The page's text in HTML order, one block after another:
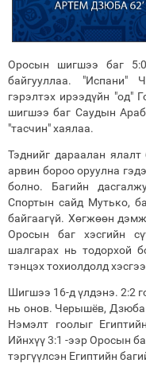
Оросын шигшээ баг
байгууллаа. "Испани"
гэрэлтэх ирээдүйн "од"
шигшээ баг Саудын Араб
"тасчин" хаялаа.
Тэднийг дараалан ялалт
арвин бороо оруулна
болно. Багийн
Спортын сайд Мутько,
байгаагүй. Хөгжөөн
Оросын баг хэсгийн
шалгарах нь тодорхой
тэнцэх тохиолдолд
Шигшээ 16-д үлдэнэ. 2:2
нь онов. Черышёв, Дзюба
Нэмэлт гоолыг
Ийнхүү 3:1 -ээр Оросын
тэргүүлсэн Египтийн